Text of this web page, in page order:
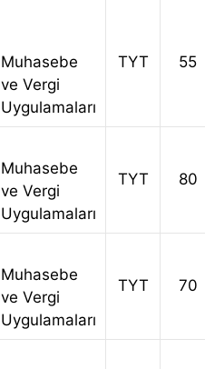
Muhasebe
ve Vergi
Uygulamaları
TYT 55
Muhasebe
ve Vergi
Uygulamaları
TYT 80
Muhasebe
ve Vergi
Uygulamaları
TYT 70